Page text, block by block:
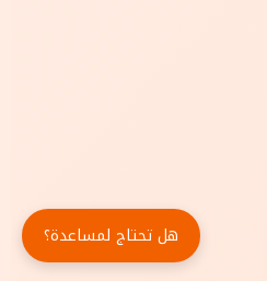
هل تحتاج لمساعدة؟